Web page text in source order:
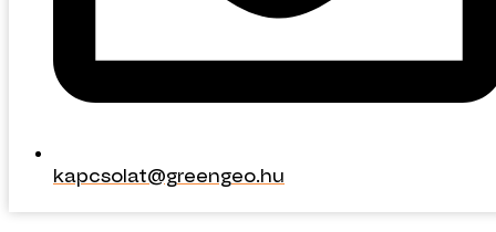
kapcsolat@greengeo.hu